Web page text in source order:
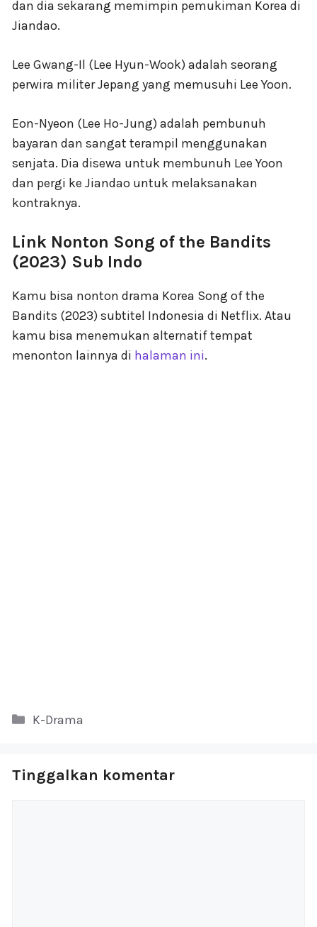
dan dia sekarang memimpin pemukiman Korea di
Jiandao.
Lee Gwang-Il (Lee Hyun-Wook) adalah seorang
perwira militer Jepang yang memusuhi Lee Yoon.
Eon-Nyeon (Lee Ho-Jung) adalah pembunuh
bayaran dan sangat terampil menggunakan
senjata. Dia disewa untuk membunuh Lee Yoon
dan pergi ke Jiandao untuk melaksanakan
kontraknya.
Link Nonton Song of the Bandits
(2023) Sub Indo
Kamu bisa nonton drama Korea Song of the
Bandits (2023) subtitel Indonesia di Netflix. Atau
kamu bisa menemukan alternatif tempat
menonton lainnya di halaman ini.
Kategori
K-Drama
Tinggalkan komentar